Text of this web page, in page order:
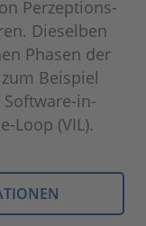
Perzeptions-
Dieselben
Phasen der
Beispiel
in-
Loop (VIL).